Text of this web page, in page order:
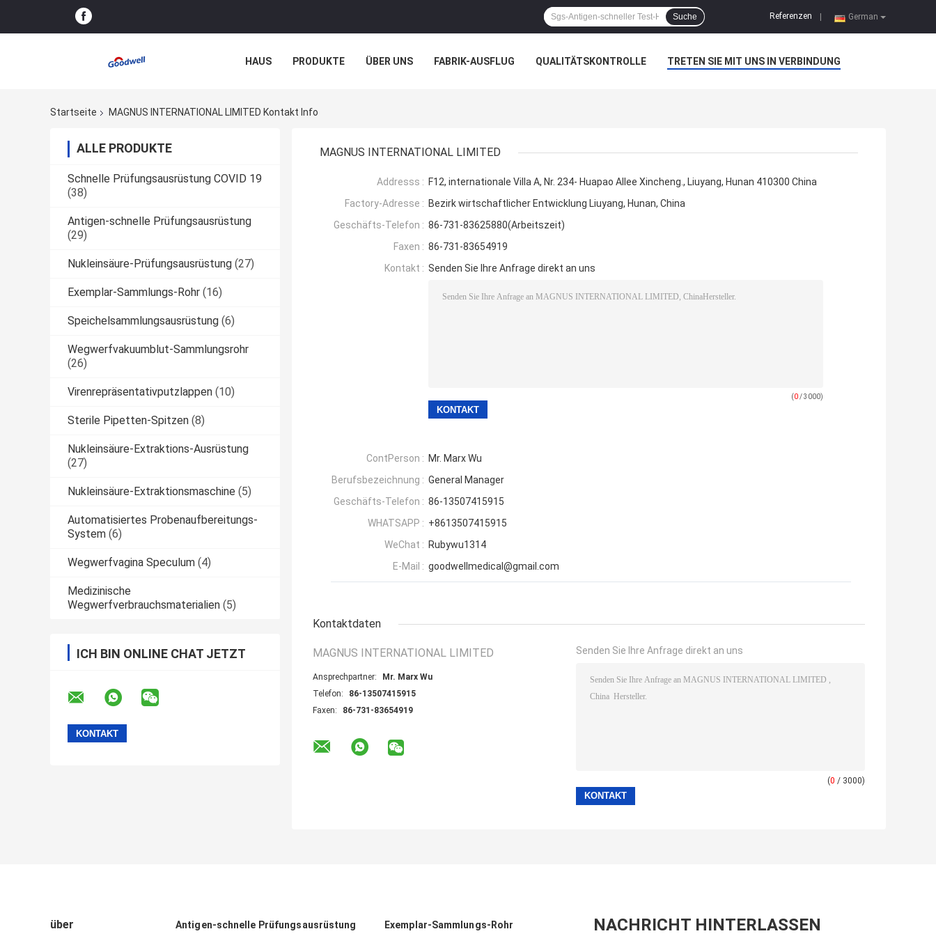
German
Referenzen
Suche
HAUS PRODUKTE ÜBER UNS FABRIK-AUSFLUG QUALITÄTSKONTROLLE TRETEN SIE MIT UNS IN VERBINDUNG
Startseite
MAGNUS INTERNATIONAL LIMITED Kontakt Info
ALLE PRODUKTE
Schnelle Prüfungsausrüstung COVID 19
(38)
Antigen-schnelle Prüfungsausrüstung
(29)
Nukleinsäure-Prüfungsausrüstung (27)
Exemplar-Sammlungs-Rohr (16)
Speichelsammlungsausrüstung (6)
Wegwerfvakuumblut-Sammlungsrohr
(26)
Virenrepräsentativputzlappen (10)
Sterile Pipetten-Spitzen (8)
Nukleinsäure-Extraktions-Ausrüstung
(27)
Nukleinsäure-Extraktionsmaschine (5)
Automatisiertes Probenaufbereitungs-
System (6)
Wegwerfvagina Speculum (4)
Medizinische
Wegwerfverbrauchsmaterialien (5)
ICH BIN ONLINE CHAT JETZT
MAGNUS INTERNATIONAL LIMITED
Addresss : F12, internationale Villa A, Nr. 234- Huapao Allee Xincheng., Liuyang, Hunan 410300 China
Factory-Adresse : Bezirk wirtschaftlicher Entwicklung Liuyang, Hunan, China
Geschäfts-Telefon : 86-731-83625880(Arbeitszeit)
Faxen : 86-731-83654919
Kontakt : Senden Sie Ihre Anfrage direkt an uns
(0/ 3000)
ContPerson : Mr. Marx Wu
Berufsbezeichnung : General Manager
Geschäfts-Telefon : 86-13507415915
WHATSAPP : +8613507415915
WeChat : Rubywu1314
E-Mail : goodwellmedical@gmail.com
Kontaktdaten
MAGNUS INTERNATIONAL LIMITED
Ansprechpartner:
Mr. Marx Wu
Telefon:
86-13507415915
Faxen:
86-731-83654919
Senden Sie Ihre Anfrage direkt an uns
(0 / 3000)
über Antigen-schnelle Prüfungsausrüstung Exemplar-Sammlungs-Rohr NACHRICHT HINTERLASSEN